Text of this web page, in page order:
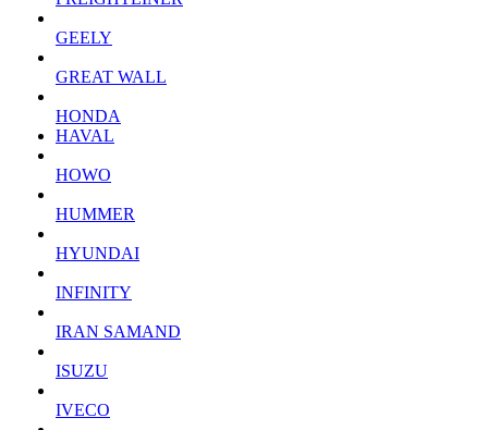
GEELY
GREAT WALL
HONDA
HAVAL
HOWO
HUMMER
HYUNDAI
INFINITY
IRAN SAMAND
ISUZU
IVECO